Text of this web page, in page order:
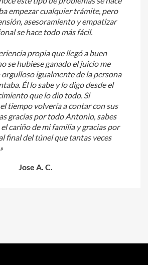
empezar cualquier trámite, pero
asesoramiento y empatizar
se hace todo más fácil.
propia que llegó a buen
se hubiese ganado el juicio me
igualmente de la persona
Él lo sabe y lo digo desde el
que lo dio todo. Si
tiempo volvería a contar con sus
gracias por todo Antonio, sabes
cariño de mi familia y gracias por
final del túnel que tantas veces
Jose A. C.